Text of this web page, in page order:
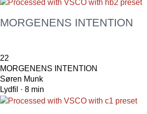
MORGENENS INTENTION
22
MORGENENS INTENTION
Søren Munk
Lydfil · 8 min